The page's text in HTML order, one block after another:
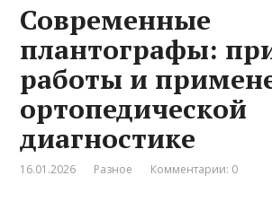
Современные
плантографы:
работы и
ортопедической
диагностике
16.01.2026 Разное Комментарии: 0